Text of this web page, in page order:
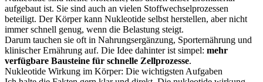
aufgebaut ist. Sie sind auch an vielen Stoffwechselprozessen
beteiligt. Der Körper kann Nukleotide selbst herstellen, aber nicht
immer schnell genug, wenn die Belastung steigt.
Darum tauchen sie oft in Nahrungsergänzung, Sporternährung und
klinischer Ernährung auf. Die Idee dahinter ist simpel: mehr
verfügbare Bausteine für schnelle Zellprozesse.
Nukleotide Wirkung im Körper: Die wichtigsten Aufgaben